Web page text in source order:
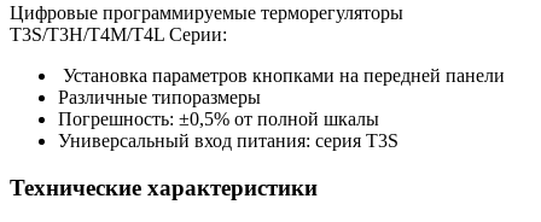
Цифровые программируемые терморегуляторы
T3S/T3H/T4M/T4L Серии:
Установка параметров кнопками на передней панели
Различные типоразмеры
Погрешность: ±0,5% от полной шкалы
Универсальный вход питания: серия T3S
Технические характеристики